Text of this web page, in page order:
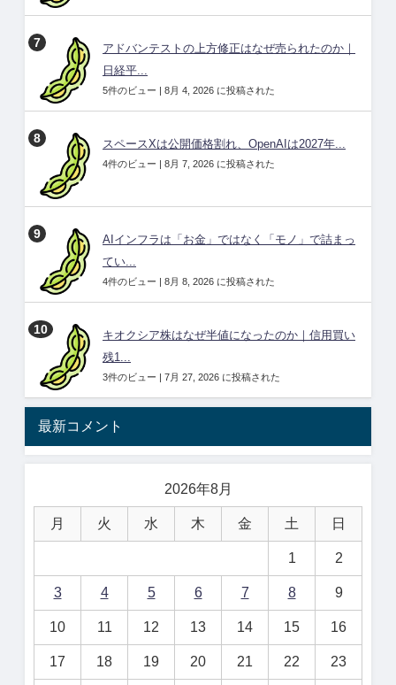
アドバンテストの上方修正はなぜ売られたのか｜
日経平...
5件のビュー | 8月 4, 2026 に投稿された
スペースXは公開価格割れ、OpenAIは2027年...
4件のビュー | 8月 7, 2026 に投稿された
AIインフラは「お金」ではなく「モノ」で詰まっ
てい...
4件のビュー | 8月 8, 2026 に投稿された
キオクシア株はなぜ半値になったのか｜信用買い
残1...
3件のビュー | 7月 27, 2026 に投稿された
最新コメント
2026年8月
月 火 水 木 金 土 日
1 2
3 4 5 6 7 8 9
10 11 12 13 14 15 16
17 18 19 20 21 22 23